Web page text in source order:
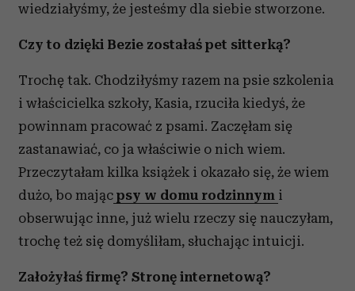
wiedziałyśmy, że jesteśmy dla siebie stworzone.
Czy to dzięki Bezie zostałaś pet sitterką?
Trochę tak. Chodziłyśmy razem na psie szkolenia
i właścicielka szkoły, Kasia, rzuciła kiedyś, że
powinnam pracować z psami. Zaczęłam się
zastanawiać, co ja właściwie o nich wiem.
Przeczytałam kilka książek i okazało się, że wiem
dużo, bo mając psy w domu rodzinnym i
obserwując inne, już wielu rzeczy się nauczyłam,
trochę też się domyśliłam, słuchając intuicji.
Założyłaś firmę? Stronę internetową?